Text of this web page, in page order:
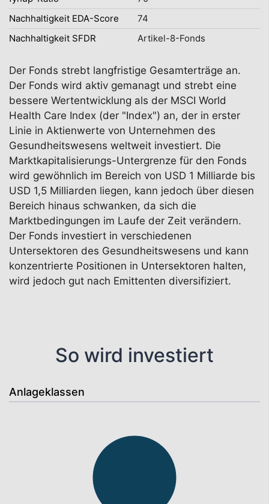
Nachhaltigkeit EDA-Score
74
Nachhaltigkeit SFDR
Artikel-8-Fonds
Der Fonds strebt langfristige Gesamterträge an.
Der Fonds wird aktiv gemanagt und strebt eine
bessere Wertentwicklung als der MSCI World
Health Care Index (der "Index") an, der in erster
Linie in Aktienwerte von Unternehmen des
Gesundheitswesens weltweit investiert. Die
Marktkapitalisierungs-Untergrenze für den Fonds
wird gewöhnlich im Bereich von USD 1 Milliarde bis
USD 1,5 Milliarden liegen, kann jedoch über diesen
Bereich hinaus schwanken, da sich die
Marktbedingungen im Laufe der Zeit verändern.
Der Fonds investiert in verschiedenen
Untersektoren des Gesundheitswesens und kann
konzentrierte Positionen in Untersektoren halten,
wird jedoch gut nach Emittenten diversifiziert.
So wird investiert
Anlageklassen